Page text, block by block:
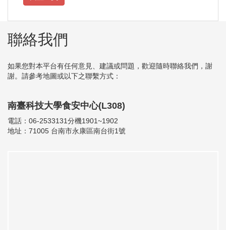
聯絡我們
如果您對本平台有任何意見、建議或問題，歡迎隨時聯絡我們，謝
謝。請參考地圖或以下之聯繫方式：
南臺科技大學食安中心(L308)
電話：06-2533131分機1901~1902
地址：71005 台南市永康區南台街1號